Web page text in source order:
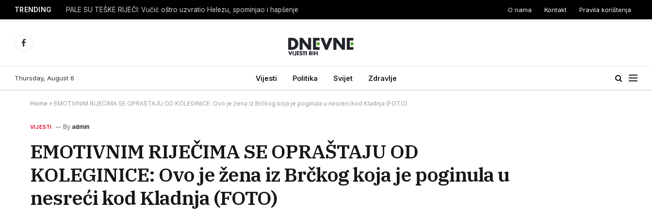
TRENDING PALE SU TEŠKE RIJEČI: Vučić oštro uzvratio Helezu, spominjao i hapšenje O nama Kontakt Pravila korištenja
Facebook
Thursday, August 6 Vijesti Politika Svijet Zdravlje
Home » EMOTIVNIM RIJEČIMA SE OPRAŠTAJU OD KOLEGINICE: Ovo je žena iz Brčkog koja je poginula u nesreći kod Kladnja (FOTO)
VIJESTI By admin
EMOTIVNIM RIJEČIMA SE OPRAŠTAJU OD
KOLEGINICE: Ovo je žena iz Brčkog koja je poginula u
nesreći kod Kladnja (FOTO)